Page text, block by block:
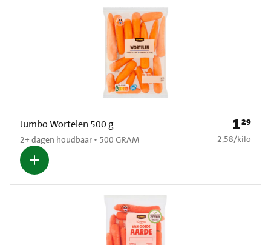
Jumbo Wortelen 500 g
2+ dagen houdbaar • 500 GRAM
Prijs: €
129
€ 2,58 per kilo
2,58/kilo